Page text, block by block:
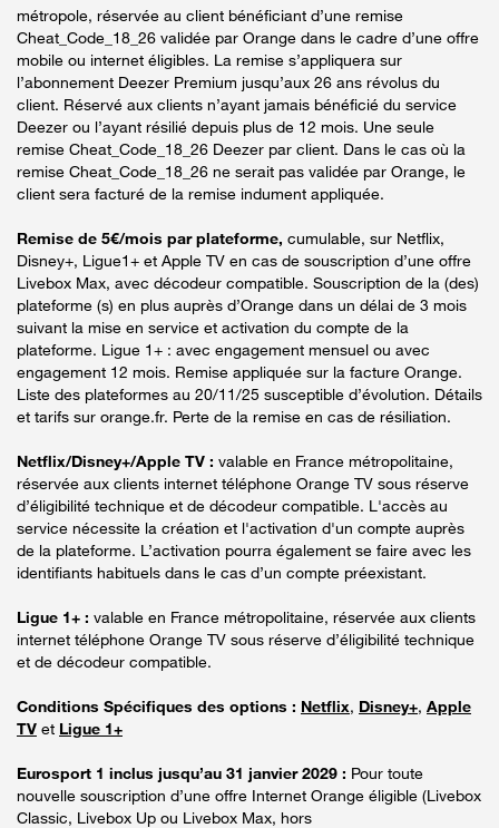
métropole, réservée au client bénéficiant d’une remise
Cheat_Code_18_26 validée par Orange dans le cadre d’une offre
mobile ou internet éligibles. La remise s’appliquera sur
l’abonnement Deezer Premium jusqu’aux 26 ans révolus du
client. Réservé aux clients n’ayant jamais bénéficié du service
Deezer ou l’ayant résilié depuis plus de 12 mois. Une seule
remise Cheat_Code_18_26 Deezer par client. Dans le cas où la
remise Cheat_Code_18_26 ne serait pas validée par Orange, le
client sera facturé de la remise indument appliquée.
Remise de 5€/mois par plateforme, cumulable, sur Netflix,
Disney+, Ligue1+ et Apple TV en cas de souscription d’une offre
Livebox Max, avec décodeur compatible. Souscription de la (des)
plateforme (s) en plus auprès d’Orange dans un délai de 3 mois
suivant la mise en service et activation du compte de la
plateforme. Ligue 1+ : avec engagement mensuel ou avec
engagement 12 mois. Remise appliquée sur la facture Orange.
Liste des plateformes au 20/11/25 susceptible d’évolution. Détails
et tarifs sur orange.fr. Perte de la remise en cas de résiliation.
Netflix/Disney+/Apple TV : valable en France métropolitaine,
réservée aux clients internet téléphone Orange TV sous réserve
d’éligibilité technique et de décodeur compatible. L'accès au
service nécessite la création et l'activation d'un compte auprès
de la plateforme. L’activation pourra également se faire avec les
identifiants habituels dans le cas d’un compte préexistant.
Ligue 1+ : valable en France métropolitaine, réservée aux clients
internet téléphone Orange TV sous réserve d’éligibilité technique
et de décodeur compatible.
Conditions Spécifiques des options : Netflix, Disney+, Apple
TV et Ligue 1+
Eurosport 1 inclus jusqu’au 31 janvier 2029 : Pour toute
nouvelle souscription d’une offre Internet Orange éligible (Livebox
Classic, Livebox Up ou Livebox Max, hors